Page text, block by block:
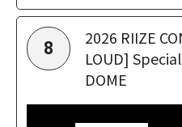
8
2026 RIIZE
LOUD]
DOME